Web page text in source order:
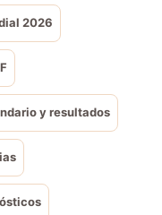
2026
y resultados